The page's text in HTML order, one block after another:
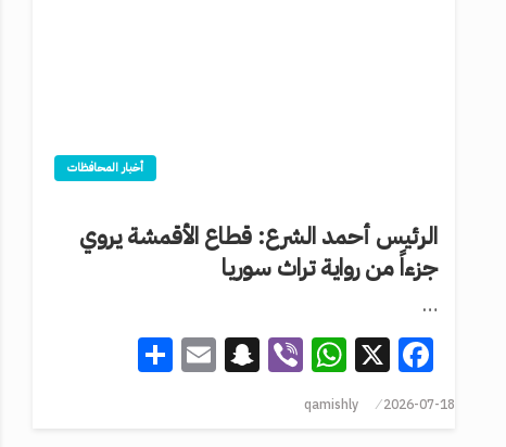
أخبار المحافظات
الرئيس أحمد الشرع: قطاع الأقمشة يروي
جزءاً من رواية تراث سوريا
…
Facebook
X
WhatsApp
Viber
Snapchat
Email
2026-07-18
qamishly